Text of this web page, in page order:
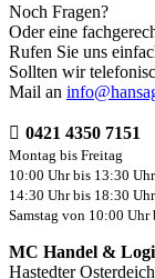
Noch Fragen?
Oder eine
Rufen Sie uns
Sollten wir
Mail an
0421 4350 7151
Montag bis Freitag
10:00 Uhr bis 13:30 Uhr
14:30 Uhr bis 18:30 Uhr
Samstag von 10:00 Uhr
MC Handel &
Hastedter